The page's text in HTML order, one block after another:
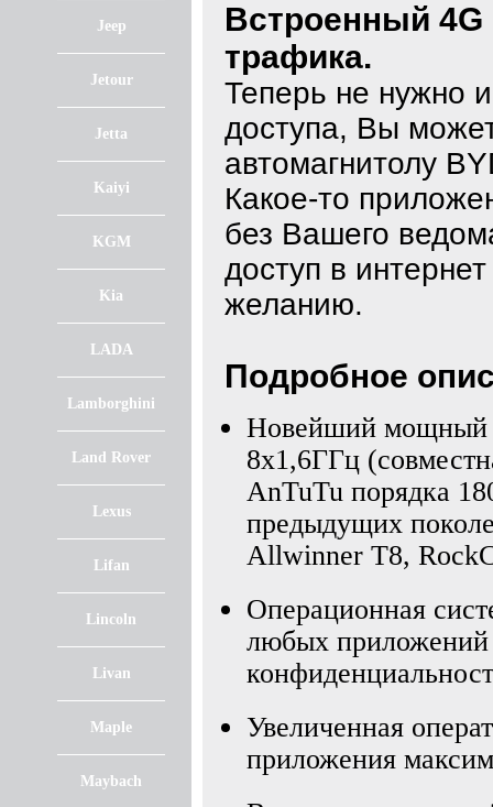
Jeep
Jetour
Jetta
Kaiyi
KGM
Kia
LADA
Lamborghini
Land Rover
Lexus
Lifan
Lincoln
Livan
Maple
Maybach
Встроенный 4G
трафика.
Теперь не нужно
доступа, Вы
автомагнитолу
Какое-то
без Вашего
доступ в
желанию.
Подробное
Новейший мощный
8х1,6ГГц
AnTuTu порядка
предыдущих
Allwinner T8,
Операционная
любых приложений
Увеличенная
приложения